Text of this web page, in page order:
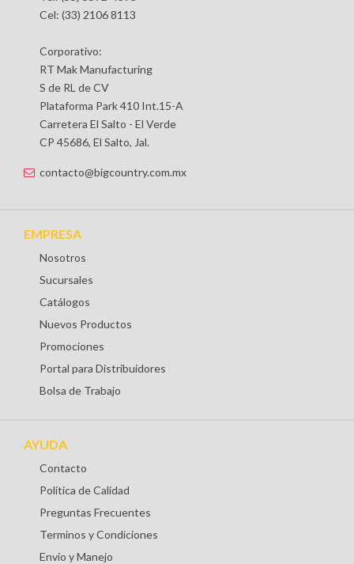
Cel: (33) 2106 8113
Corporativo:
RT Mak Manufacturing
S de RL de CV
Plataforma Park 410 Int.15-A
Carretera El Salto - El Verde
CP 45686, El Salto, Jal.
contacto@bigcountry.com.mx
EMPRESA
Nosotros
Sucursales
Catálogos
Nuevos Productos
Promociones
Portal para Distribuidores
Bolsa de Trabajo
AYUDA
Contacto
Política de Calidad
Preguntas Frecuentes
Terminos y Condiciones
Envio y Manejo